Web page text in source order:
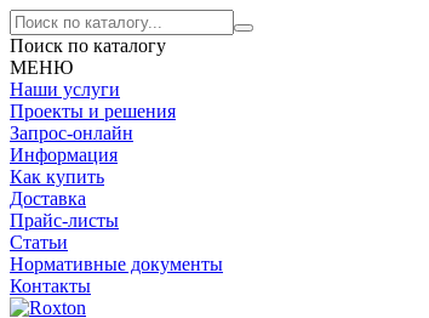
Поиск по каталогу
МЕНЮ
Наши услуги
Проекты и решения
Запрос-онлайн
Информация
Как купить
Доставка
Прайс-листы
Статьи
Нормативные документы
Контакты